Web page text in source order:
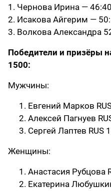
1. Чернова Ирина — 46:40
2. Исакова Айгерим —
3. Волкова Александра
Победители и призёры
1500:
Мужчины:
Евгений Марков
Алексей Пагнуев
Сергей Лаптев RUS
Женщины:
Анастасия Рубцова
Екатерина